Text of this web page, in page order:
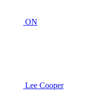
ON
Lee Cooper